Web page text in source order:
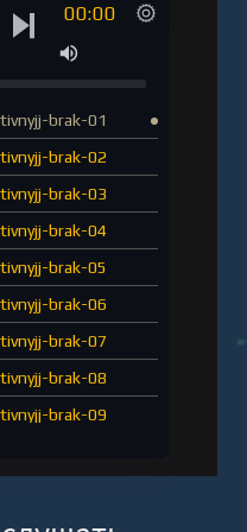
00:00
brak-01
brak-02
brak-03
brak-04
brak-05
brak-06
brak-07
brak-08
brak-09
brak-12